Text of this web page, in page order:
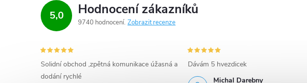
i
s
u
5,0 Hodnocení zákazníků
9740 hodnocení Zobrazit recenze
Solidní obchod ,zpětná komunikace úžasná a
dodání rychlé
Michal Darebny
Dávám 5 hvezdicek